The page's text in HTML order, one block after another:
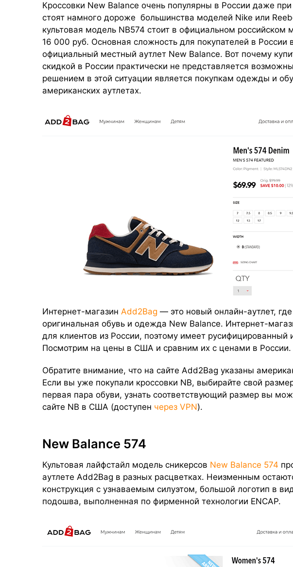
Кроссовки New Balance очень популярны в России даже при
стоят намного дороже большинства моделей Nike или
культовая модель NB574 стоит в официальном российском
16 000 руб. Основная сложность для покупателей в России
официальный местный аутлет New Balance. Вот почему
скидкой в России практически не представляется
решением в этой ситуации является покупкам одежды и
американских аутлетах.
Интернет-магазин Add2Bag — это новый онлайн-аутлет,
оригинальная обувь и одежда New Balance. Интернет-
для клиентов из России, поэтому имеет русифицированный
Посмотрим на цены в США и сравним их с ценами в России.
Обратите внимание, что на сайте Add2Bag указаны
Если вы уже покупали кроссовки NB, выбирайте свой
первая пара обуви, узнать соответствующий размер вы
сайте NB в США (доступен через VPN).
New Balance 574
Культовая лайфстайл модель сникерсов New Balance 574
аутлете Add2Bag в разных расцветках. Неизменным
конструкция с узнаваемым силуэтом, большой логотип в
подошва, выполненная по фирменной технологии ENCAP.